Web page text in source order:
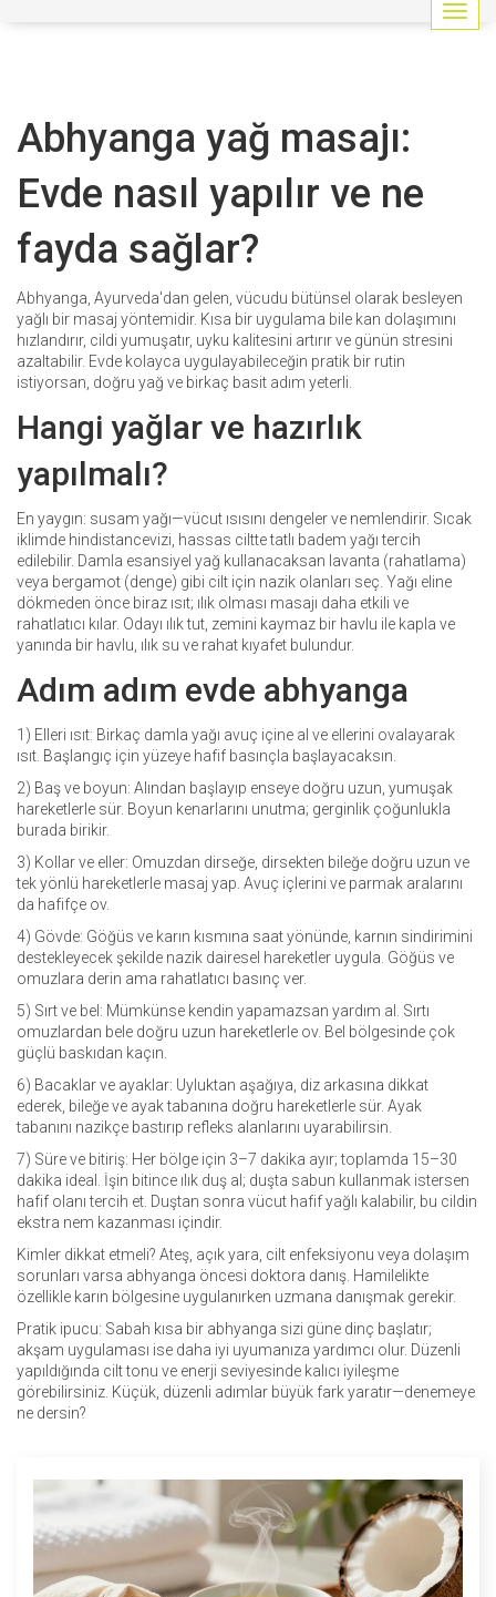
G
e
a
p
Abhyanga yağ masajı:
Evde nasıl yapılır ve ne
fayda sağlar?
Abhyanga, Ayurveda'dan gelen, vücudu bütünsel olarak besleyen
yağlı bir masaj yöntemidir. Kısa bir uygulama bile kan dolaşımını
hızlandırır, cildi yumuşatır, uyku kalitesini artırır ve günün stresini
azaltabilir. Evde kolayca uygulayabileceğin pratik bir rutin
istiyorsan, doğru yağ ve birkaç basit adım yeterli.
Hangi yağlar ve hazırlık
yapılmalı?
En yaygın: susam yağı—vücut ısısını dengeler ve nemlendirir. Sıcak
iklimde hindistancevizi, hassas ciltte tatlı badem yağı tercih
edilebilir. Damla esansiyel yağ kullanacaksan lavanta (rahatlama)
veya bergamot (denge) gibi cilt için nazik olanları seç. Yağı eline
dökmeden önce biraz ısıt; ılık olması masajı daha etkili ve
rahatlatıcı kılar. Odayı ılık tut, zemini kaymaz bir havlu ile kapla ve
yanında bir havlu, ılık su ve rahat kıyafet bulundur.
Adım adım evde abhyanga
1) Elleri ısıt: Birkaç damla yağı avuç içine al ve ellerini ovalayarak
ısıt. Başlangıç için yüzeye hafif basınçla başlayacaksın.
2) Baş ve boyun: Alından başlayıp enseye doğru uzun, yumuşak
hareketlerle sür. Boyun kenarlarını unutma; gerginlik çoğunlukla
burada birikir.
3) Kollar ve eller: Omuzdan dirseğe, dirsekten bileğe doğru uzun ve
tek yönlü hareketlerle masaj yap. Avuç içlerini ve parmak aralarını
da hafifçe ov.
4) Gövde: Göğüs ve karın kısmına saat yönünde, karnın sindirimini
destekleyecek şekilde nazik dairesel hareketler uygula. Göğüs ve
omuzlara derin ama rahatlatıcı basınç ver.
5) Sırt ve bel: Mümkünse kendin yapamazsan yardım al. Sırtı
omuzlardan bele doğru uzun hareketlerle ov. Bel bölgesinde çok
güçlü baskıdan kaçın.
6) Bacaklar ve ayaklar: Uyluktan aşağıya, diz arkasına dikkat
ederek, bileğe ve ayak tabanına doğru hareketlerle sür. Ayak
tabanını nazikçe bastırıp refleks alanlarını uyarabilirsin.
7) Süre ve bitiriş: Her bölge için 3–7 dakika ayır; toplamda 15–30
dakika ideal. İşin bitince ılık duş al; duşta sabun kullanmak istersen
hafif olanı tercih et. Duştan sonra vücut hafif yağlı kalabilir, bu cildin
ekstra nem kazanması içindir.
Kimler dikkat etmeli? Ateş, açık yara, cilt enfeksiyonu veya dolaşım
sorunları varsa abhyanga öncesi doktora danış. Hamilelikte
özellikle karın bölgesine uygulanırken uzmana danışmak gerekir.
Pratik ipucu: Sabah kısa bir abhyanga sizi güne dinç başlatır;
akşam uygulaması ise daha iyi uyumanıza yardımcı olur. Düzenli
yapıldığında cilt tonu ve enerji seviyesinde kalıcı iyileşme
görebilirsiniz. Küçük, düzenli adımlar büyük fark yaratır—denemeye
ne dersin?